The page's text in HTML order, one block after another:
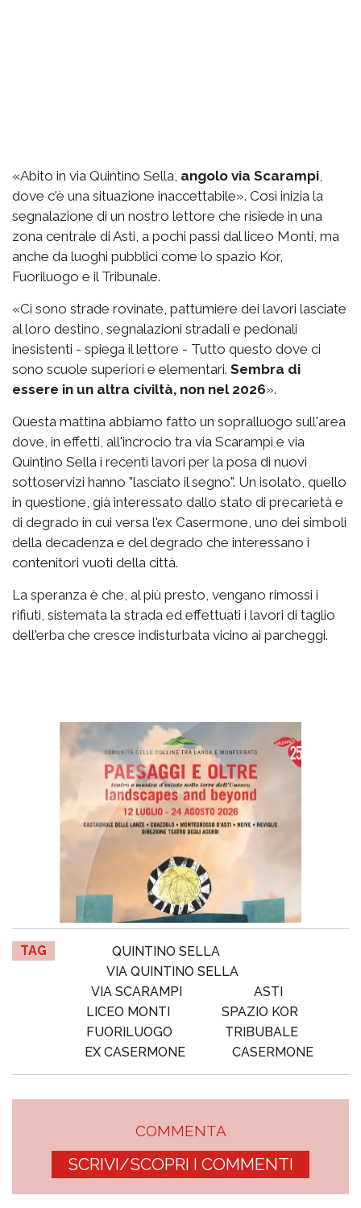
«Abito in via Quintino Sella, angolo via Scarampi,
dove c'è una situazione inaccettabile». Così inizia la
segnalazione di un nostro lettore che risiede in una
zona centrale di Asti, a pochi passi dal liceo Monti, ma
anche da luoghi pubblici come lo spazio Kor,
Fuoriluogo e il Tribunale.
«Ci sono strade rovinate, pattumiere dei lavori lasciate
al loro destino, segnalazioni stradali e pedonali
inesistenti - spiega il lettore - Tutto questo dove ci
sono scuole superiori e elementari. Sembra di
essere in un altra civiltà, non nel 2026».
Questa mattina abbiamo fatto un sopralluogo sull'area
dove, in effetti, all'incrocio tra via Scarampi e via
Quintino Sella i recenti lavori per la posa di nuovi
sottoservizi hanno "lasciato il segno". Un isolato, quello
in questione, già interessato dallo stato di precarietà e
di degrado in cui versa l'ex Casermone, uno dei simboli
della decadenza e del degrado che interessano i
contenitori vuoti della città.
La speranza è che, al più presto, vengano rimossi i
rifiuti, sistemata la strada ed effettuati i lavori di taglio
dell'erba che cresce indisturbata vicino ai parcheggi.
TAG
QUINTINO SELLA
VIA QUINTINO SELLA
VIA SCARAMPI
ASTI
LICEO MONTI
SPAZIO KOR
FUORILUOGO
TRIBUBALE
EX CASERMONE
CASERMONE
COMMENTA
SCRIVI/SCOPRI I COMMENTI